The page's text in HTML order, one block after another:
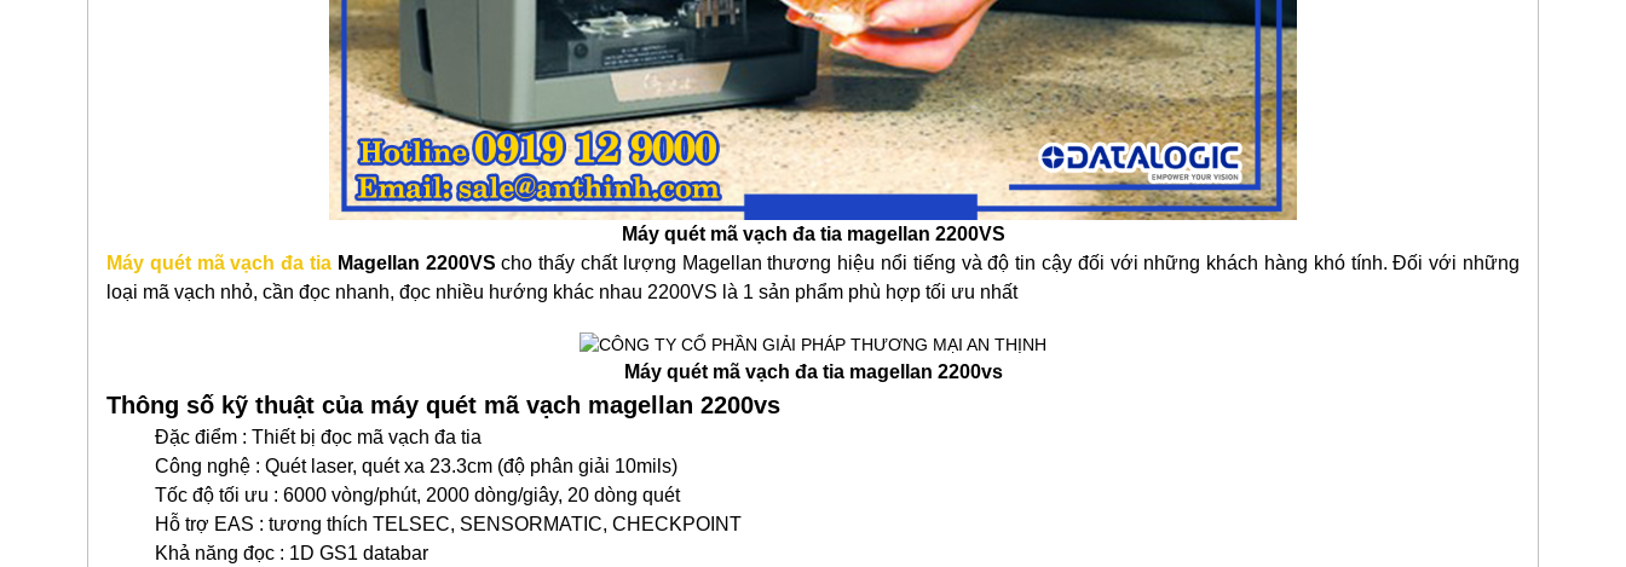
Máy quét mã vạch đa tia magellan 2200VS
Máy quét mã vạch đa tia Magellan 2200VS cho thấy chất lượng Magellan thương hiệu nổi tiếng và độ tin cậy đối với những khách hàng khó tính. Đối với những
loại mã vạch nhỏ, cần đọc nhanh, đọc nhiều hướng khác nhau 2200VS là 1 sản phẩm phù hợp tối ưu nhất
Máy quét mã vạch đa tia magellan 2200vs
Thông số kỹ thuật của máy quét mã vạch magellan 2200vs
Đặc điểm : Thiết bị đọc mã vạch đa tia
Công nghệ : Quét laser, quét xa 23.3cm (độ phân giải 10mils)
Tốc độ tối ưu : 6000 vòng/phút, 2000 dòng/giây, 20 dòng quét
Hỗ trợ EAS : tương thích TELSEC, SENSORMATIC, CHECKPOINT
Khả năng đọc : 1D GS1 databar